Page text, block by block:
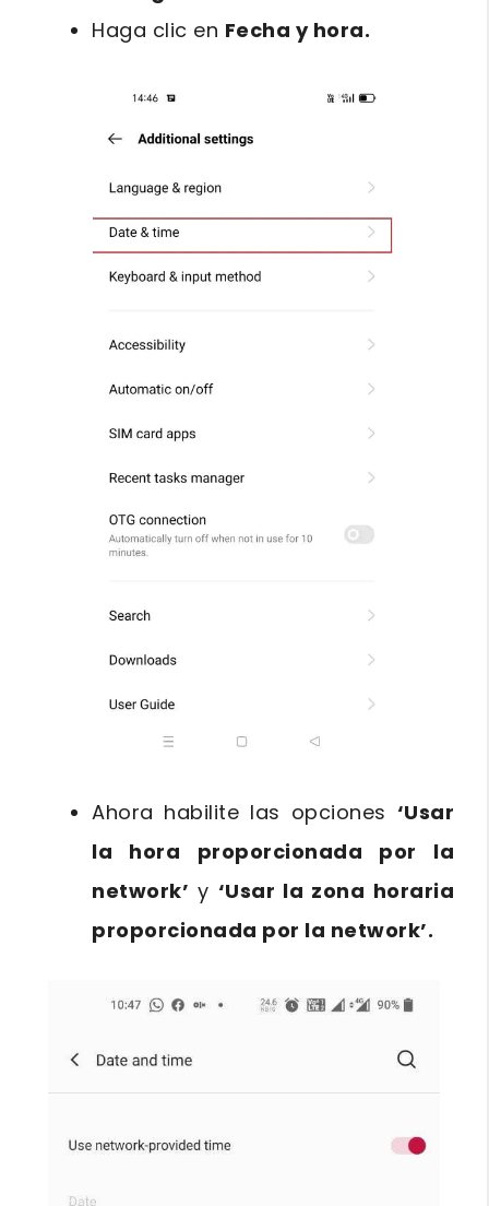
Haga clic en Fecha y hora.
Ahora habilite las opciones ‘Usar
la hora proporcionada por la
network’ y ‘Usar la zona horaria
proporcionada por la network’.